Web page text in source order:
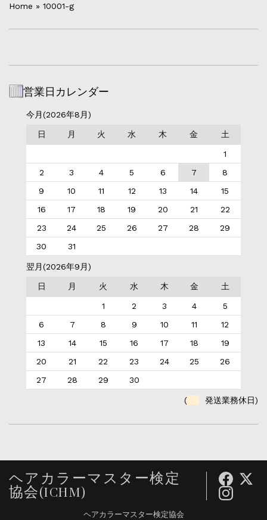
Home » 10001-g
営業日カレンダー
今月(2026年8月)
日 月 火 水 木 金 土
1
2
3 4 5 6 7
8
9
10 11 12 13 14
15
16
17 18 19 20 21
22
23
24 25 26 27 28
29
30
31
翌月(2026年9月)
日 月 火 水 木 金 土
1 2 3 4
5
6
7 8 9 10 11
12
13
14 15 16 17 18
19
20
21 22 23 24 25
26
27
28 29 30
( 発送業務休日)
ヘアカラーマスター検定
協会(ICHM)
ヘアカラーマスター検定協会